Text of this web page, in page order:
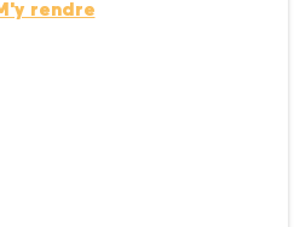
rendre